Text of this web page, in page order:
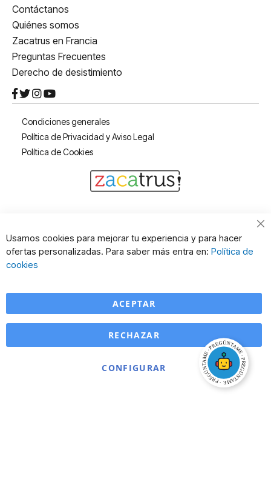
Contáctanos
Quiénes somos
Zacatrus en Francia
Preguntas Frecuentes
Derecho de desistimiento
Condiciones generales
Política de Privacidad y Aviso Legal
Política de Cookies
Usamos cookies para mejorar tu experiencia y para hacer
ofertas personalizadas. Para saber más entra en: Política de
cookies
ACEPTAR
CONFIGURAR
RECHAZAR